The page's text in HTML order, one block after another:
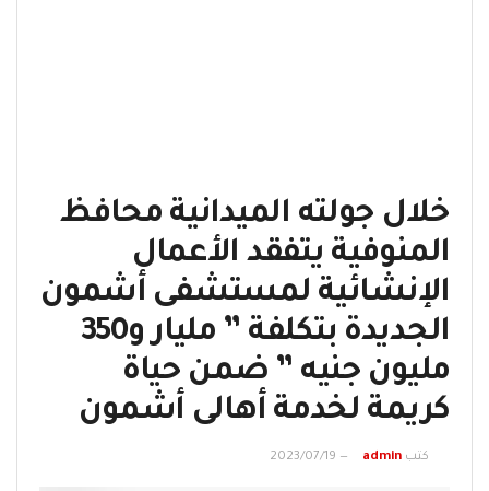
خلال جولته الميدانية محافظ
المنوفية يتفقد الأعمال
الإنشائية لمستشفى أشمون
الجديدة بتكلفة ” مليار و350
مليون جنيه ” ضمن حياة
كريمة لخدمة أهالى أشمون
كتب admin
2023/07/19